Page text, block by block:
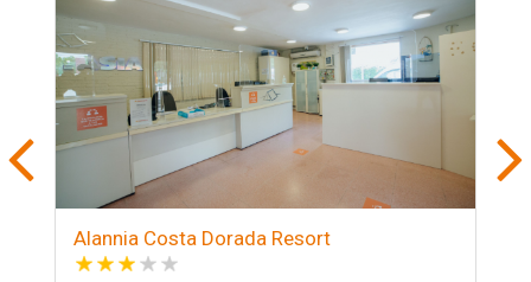
Alannia Costa Dorada Resort